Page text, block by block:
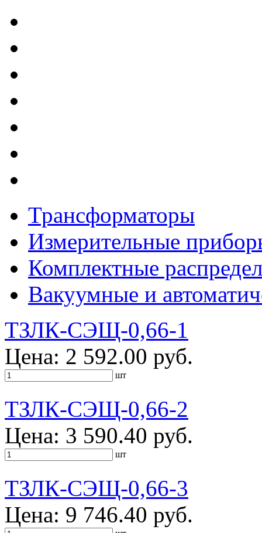
Трансформаторы
Измерительные
Комплектные
Вакуумные и
ТЗЛК-СЭЩ-0,66-1
Цена: 2 592.00 руб.
шт
ТЗЛК-СЭЩ-0,66-2
Цена: 3 590.40 руб.
шт
ТЗЛК-СЭЩ-0,66-3
Цена: 9 746.40 руб.